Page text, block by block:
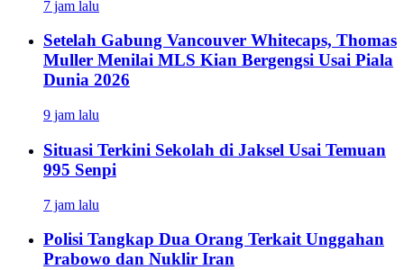
7 jam lalu
Setelah Gabung Vancouver Whitecaps, Thomas
Muller Menilai MLS Kian Bergengsi Usai Piala
Dunia 2026
9 jam lalu
Situasi Terkini Sekolah di Jaksel Usai Temuan
995 Senpi
7 jam lalu
Polisi Tangkap Dua Orang Terkait Unggahan
Prabowo dan Nuklir Iran